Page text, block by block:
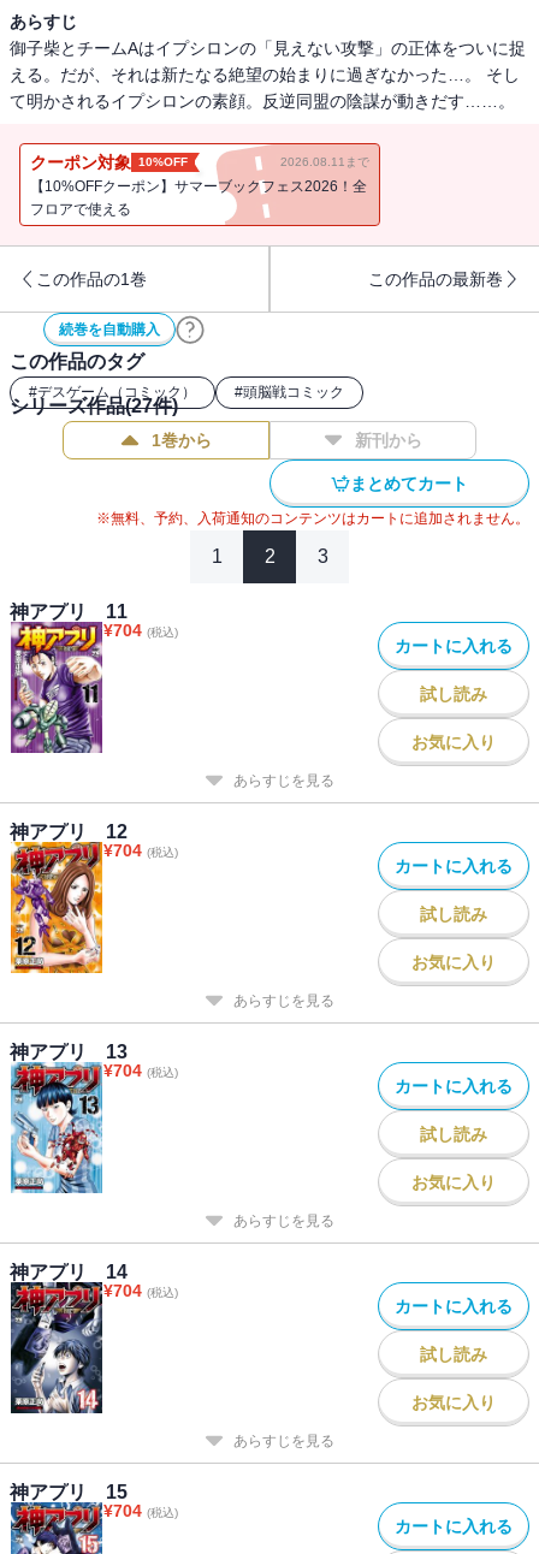
あらすじ
御子柴とチームAはイプシロンの「見えない攻撃」の正体をついに捉
える。だが、それは新たなる絶望の始まりに過ぎなかった…。 そし
て明かされるイプシロンの素顔。反逆同盟の陰謀が動きだす……。
クーポン対象 10%OFF 2026.08.11まで
【10%OFFクーポン】サマーブックフェス2026！全
フロアで使える
この作品の1巻 この作品の最新巻
続巻を自動購入
この作品のタグ
#デスゲーム（コミック） #頭脳戦コミック
シリーズ作品(27件)
1巻から 新刊から
まとめてカート
※無料、予約、入荷通知のコンテンツはカートに追加されません。
1 2 3
神アプリ 11
¥704 (税込)
カートに入れる
試し読み
お気に入り
あらすじを見る
神アプリ 12
¥704 (税込)
カートに入れる
試し読み
お気に入り
あらすじを見る
神アプリ 13
¥704 (税込)
カートに入れる
試し読み
お気に入り
あらすじを見る
神アプリ 14
¥704 (税込)
カートに入れる
試し読み
お気に入り
あらすじを見る
神アプリ 15
¥704 (税込)
カートに入れる